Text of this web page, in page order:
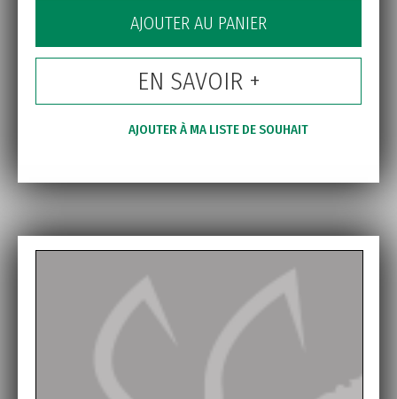
AJOUTER AU PANIER
EN SAVOIR +
AJOUTER À MA LISTE DE SOUHAIT